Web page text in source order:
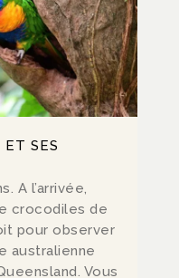
ET SES
A l’arrivée,
crocodiles de
pour observer
australienne
Vous